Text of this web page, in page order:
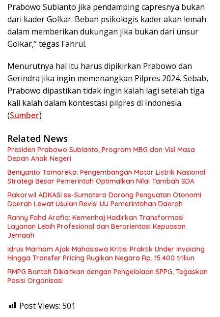
Prabowo Subianto jika pendamping capresnya bukan
dari kader Golkar. Beban psikologis kader akan lemah
dalam memberikan dukungan jika bukan dari unsur
Golkar,” tegas Fahrul.
Menurutnya hal itu harus dipikirkan Prabowo dan
Gerindra jika ingin memenangkan Pilpres 2024. Sebab,
Prabowo dipastikan tidak ingin kalah lagi setelah tiga
kali kalah dalam kontestasi pilpres di Indonesia.
(Sumber)
Related News
Presiden Prabowo Subianto, Program MBG dan Visi Masa
Depan Anak Negeri
Beniyanto Tamoreka: Pengembangan Motor Listrik Nasional
Strategi Besar Pemerintah Optimalkan Nilai Tambah SDA
Rakorwil ADKASI se-Sumatera Dorong Penguatan Otonomi
Daerah Lewat Usulan Revisi UU Pemerintahan Daerah
Ranny Fahd Arafiq: Kemenhaj Hadirkan Transformasi
Layanan Lebih Profesional dan Berorientasi Kepuasan
Jemaah
Idrus Marham Ajak Mahasiswa Kritisi Praktik Under Invoicing
Hingga Transfer Pricing Rugikan Negara Rp. 15.400 triliun
RMPG Bantah Dikaitkan dengan Pengelolaan SPPG, Tegaskan
Posisi Organisasi
Post Views: 501